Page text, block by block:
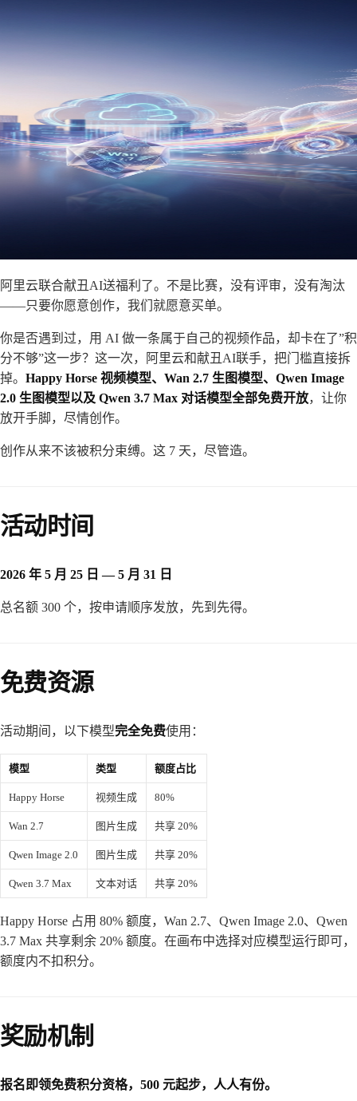
阿里云联合献丑AI送福利了。不是比赛，没有评审，没有淘汰
——只要你愿意创作，我们就愿意买单。
你是否遇到过，用 AI 做一条属于自己的视频作品，却卡在了”积
分不够”这一步？这一次，阿里云和献丑AI联手，把门槛直接拆
掉。 Happy Horse 视频模型、Wan 2.7 生图模型、Qwen Image
2.0 生图模型以及 Qwen 3.7 Max 对话模型全部免费开放，让你
放开手脚，尽情创作。
创作从来不该被积分束缚。这 7 天，尽管造。
活动时间
2026 年 5 月 25 日 — 5 月 31 日
总名额 300 个，按申请顺序发放，先到先得。
免费资源
活动期间，以下模型完全免费使用：
模型 类型 额度占比
Happy Horse 视频生成 80%
Wan 2.7 图片生成 共享 20%
Qwen Image 2.0 图片生成 共享 20%
Qwen 3.7 Max 文本对话 共享 20%
Happy Horse 占用 80% 额度，Wan 2.7、Qwen Image 2.0、Qwen
3.7 Max 共享剩余 20% 额度。在画布中选择对应模型运行即可，
额度内不扣积分。
奖励机制
报名即领免费积分资格，500 元起步，人人有份。